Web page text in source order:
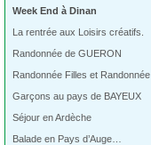
Week End à Dinan
La rentrée aux Loisirs créatifs.
Randonnée de GUERON
Randonnée Filles et Randonnée
Garçons au pays de BAYEUX
Séjour en Ardèche
Balade en Pays d’Auge…